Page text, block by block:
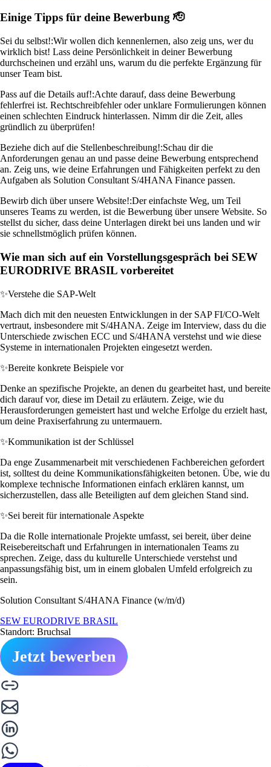
Einige Tipps für deine Bewerbung 🫡
Sei du selbst!:Wir wollen dich kennenlernen, also zeig uns, wer du
wirklich bist! Lass deine Persönlichkeit in deiner Bewerbung
durchscheinen und erzähl uns, warum du die perfekte Ergänzung für
unser Team bist.
Pass auf die Details auf!:Achte darauf, dass deine Bewerbung
fehlerfrei ist. Rechtschreibfehler oder unklare Formulierungen können
einen schlechten Eindruck hinterlassen. Nimm dir die Zeit, alles
gründlich zu überprüfen!
Beziehe dich auf die Stellenbeschreibung!:Schau dir die
Anforderungen genau an und passe deine Bewerbung entsprechend
an. Zeig uns, wie deine Erfahrungen und Fähigkeiten perfekt zu den
Aufgaben als Solution Consultant S/4HANA Finance passen.
Bewirb dich über unsere Website!:Der einfachste Weg, um Teil
unseres Teams zu werden, ist die Bewerbung über unsere Website. So
stellst du sicher, dass deine Unterlagen direkt bei uns landen und wir
sie schnellstmöglich prüfen können.
Wie man sich auf ein Vorstellungsgespräch bei SEW
EURODRIVE BRASIL vorbereitet
✨Verstehe die SAP-Welt
Mach dich mit den neuesten Entwicklungen in der SAP FI/CO-Welt
vertraut, insbesondere mit S/4HANA. Zeige im Interview, dass du die
Unterschiede zwischen ECC und S/4HANA verstehst und wie diese
Systeme in internationalen Projekten eingesetzt werden.
✨Bereite konkrete Beispiele vor
Denke an spezifische Projekte, an denen du gearbeitet hast, und bereite
dich darauf vor, diese im Detail zu erläutern. Zeige, wie du
Herausforderungen gemeistert hast und welche Erfolge du erzielt hast,
um deine Praxiserfahrung zu untermauern.
✨Kommunikation ist der Schlüssel
Da enge Zusammenarbeit mit verschiedenen Fachbereichen gefordert
ist, solltest du deine Kommunikationsfähigkeiten betonen. Übe, wie du
komplexe technische Informationen einfach erklären kannst, um
sicherzustellen, dass alle Beteiligten auf dem gleichen Stand sind.
✨Sei bereit für internationale Aspekte
Da die Rolle internationale Projekte umfasst, sei bereit, über deine
Reisebereitschaft und Erfahrungen in internationalen Teams zu
sprechen. Zeige, dass du kulturelle Unterschiede verstehst und
anpassungsfähig bist, um in einem globalen Umfeld erfolgreich zu
sein.
Solution Consultant S/4HANA Finance (w/m/d)
SEW EURODRIVE BRASIL
Standort: Bruchsal
Jetzt bewerben